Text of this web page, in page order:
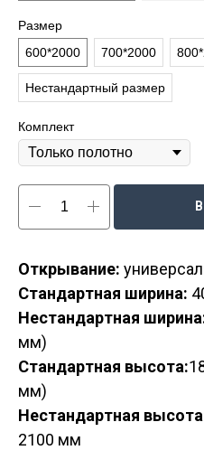
Размер
600*2000
700*2000
Нестандартный размер
Комплект
Открывание:
Стандартная ширина:
Нестандартная
мм)
Стандартная высота:
мм)
Нестандартная
2100 мм